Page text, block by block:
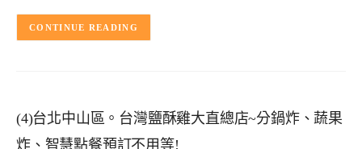
CONTINUE READING
(4)台北中山區。台灣鹽酥雞大直總店~分鍋炸、蔬果
炸、智慧點餐預訂不用等!